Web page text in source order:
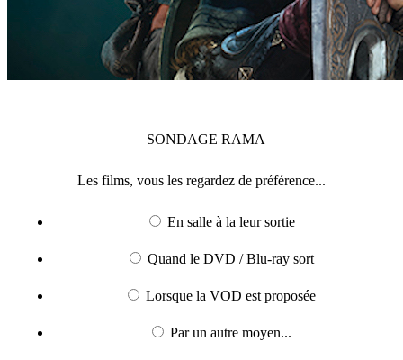
SONDAGE RAMA
Les films, vous les regardez de préférence...
En salle à la leur sortie
Quand le DVD / Blu-ray sort
Lorsque la VOD est proposée
Par un autre moyen...